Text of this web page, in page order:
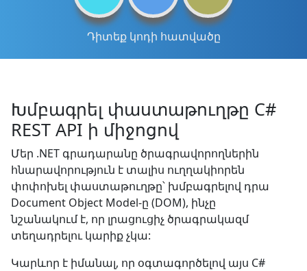
Դիտեք կոդի հատվածը
Խմբագրել փաստաթուղթը C#
REST API ի միջոցով
Մեր .NET գրադարանը ծրագրավորողներին
հնարավորություն է տալիս ուղղակիորեն
փոփոխել փաստաթուղթը՝ խմբագրելով դրա
Document Object Model-ը (DOM), ինչը
նշանակում է, որ լրացուցիչ ծրագրակազմ
տեղադրելու կարիք չկա:
Կարևոր է իմանալ, որ օգտագործելով այս C#